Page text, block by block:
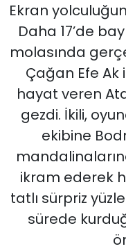
Ekran
Daha 17’de
molasında
Çağan Efe
hayat veren
gezdi. İkili,
ekibine
ikram ederek
tatlı sürpriz
sürede